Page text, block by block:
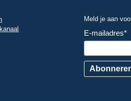
Meld je aan
E-mailadres*